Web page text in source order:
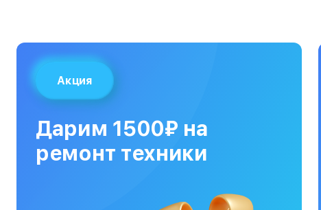
Кофемашины
Кухонные плиты
МФУ
Акция
Дарим 1500₽ на
ремонт техники